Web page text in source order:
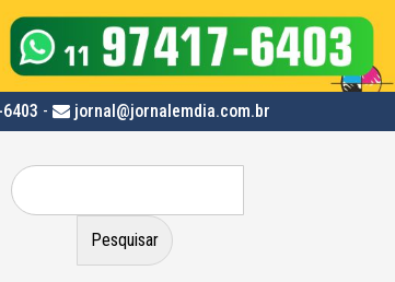
- jornal@jornalemdia.com.br
Pesquisar
por: